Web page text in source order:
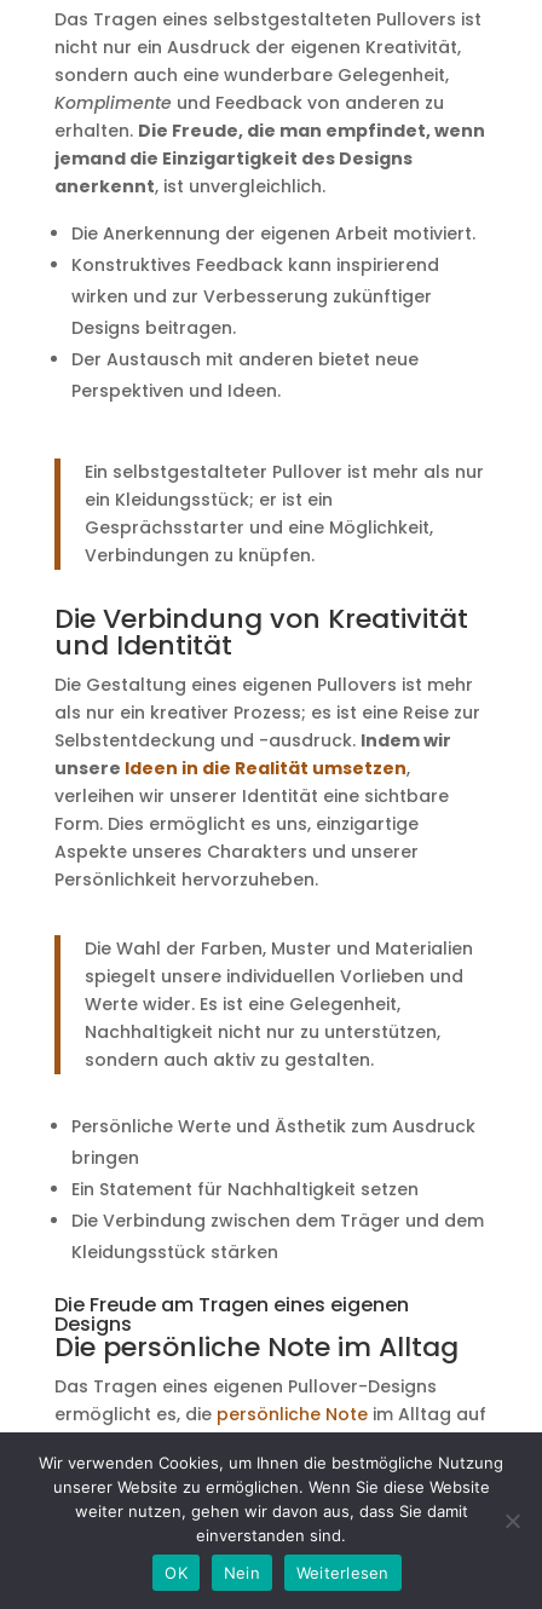
Das Tragen eines selbstgestalteten Pullovers ist
nicht nur ein Ausdruck der eigenen Kreativität,
sondern auch eine wunderbare Gelegenheit,
Komplimente und Feedback von anderen zu
erhalten. Die Freude, die man empfindet, wenn
jemand die Einzigartigkeit des Designs
anerkennt, ist unvergleichlich.
Die Anerkennung der eigenen Arbeit motiviert.
Konstruktives Feedback kann inspirierend
wirken und zur Verbesserung zukünftiger
Designs beitragen.
Der Austausch mit anderen bietet neue
Perspektiven und Ideen.
Ein selbstgestalteter Pullover ist mehr als nur
ein Kleidungsstück; er ist ein
Gesprächsstarter und eine Möglichkeit,
Verbindungen zu knüpfen.
Die Verbindung von Kreativität
und Identität
Die Gestaltung eines eigenen Pullovers ist mehr
als nur ein kreativer Prozess; es ist eine Reise zur
Selbstentdeckung und -ausdruck. Indem wir
unsere Ideen in die Realität umsetzen,
verleihen wir unserer Identität eine sichtbare
Form. Dies ermöglicht es uns, einzigartige
Aspekte unseres Charakters und unserer
Persönlichkeit hervorzuheben.
Die Wahl der Farben, Muster und Materialien
spiegelt unsere individuellen Vorlieben und
Werte wider. Es ist eine Gelegenheit,
Nachhaltigkeit nicht nur zu unterstützen,
sondern auch aktiv zu gestalten.
Persönliche Werte und Ästhetik zum Ausdruck
bringen
Ein Statement für Nachhaltigkeit setzen
Die Verbindung zwischen dem Träger und dem
Kleidungsstück stärken
Die Freude am Tragen eines eigenen
Designs
Die persönliche Note im Alltag
Das Tragen eines eigenen Pullover-Designs
ermöglicht es, die persönliche Noteim Alltag auf
bringen.Jeder Pullover erzählt eine eigene
Geschichte, sei es durch die Auswahl der
Farben, die Muster oder die besonderen Details,
die man selbst hinzufügt.
Wir verwenden Cookies, um Ihnen die bestmögliche Nutzung
unserer Website zu ermöglichen. Wenn Sie diese Website
weiter nutzen, gehen wir davon aus, dass Sie damit
einverstanden sind.
OK
Nein Weiterlesen